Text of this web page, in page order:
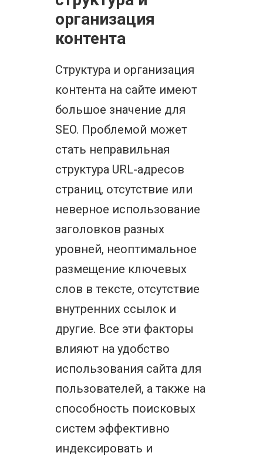
организация
контента
Структура и организация
контента на сайте имеют
большое значение для
SEO. Проблемой может
стать неправильная
структура URL-адресов
страниц, отсутствие или
неверное использование
заголовков разных
уровней, неоптимальное
размещение ключевых
слов в тексте, отсутствие
внутренних ссылок и
другие. Все эти факторы
влияют на удобство
использования сайта для
пользователей, а также на
способность поисковых
систем эффективно
индексировать и